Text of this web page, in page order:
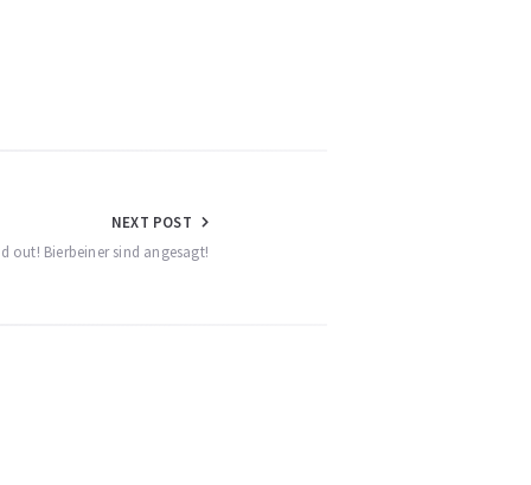
NEXT POST
out! Bierbeiner sind angesagt!